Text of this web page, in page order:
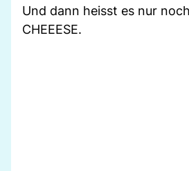
Und dann heisst es nur
CHEEESE.